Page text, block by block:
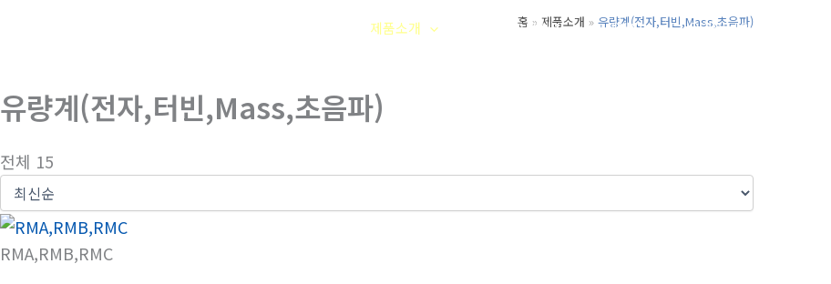
제품소개 취급품목&메이커 고객센터 온라인문의
홈 제품소개 유량계(전자,터빈,Mass,초음파)
유량계(전자,터빈,Mass,초음파)
전체 15
RMA,RMB,RMC